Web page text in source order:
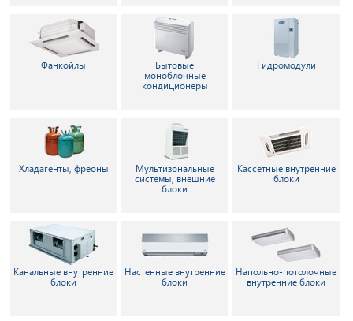
Фанкойлы
Бытовые
моноблочные
кондиционеры
Гидромодули
Хладагенты, фреоны
Мультизональные
системы, внешние
блоки
Кассетные внутренние
блоки
Канальные внутренние
блоки
Настенные внутренние
блоки
Напольно-потолочные
внутренние блоки